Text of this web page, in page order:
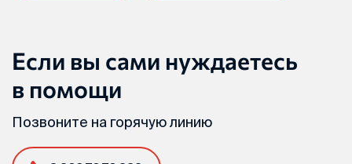
Если вы сами нуждаетесь
в помощи
Позвоните на горячую линию